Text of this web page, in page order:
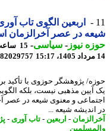
اربعین الگوی تاب آوری
در عصر آخرالزمان است
نیوز-سیاسی-
15 ساعت
82029757
پژوهشگر حوزوی با تأکید بر
مذهبی نیست، بلکه الگویی
و معنوی شیعه در عصر
شیعه ...
-اربعین -تاب آوری -